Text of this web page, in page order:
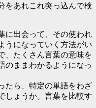
をあれこれ突っ込んで検
に出会って、その使われ
うになっていく方法がい
、たくさん言葉の意味を
のままわかるようになっ
たら、特定の単語をわざ
しょうか。言葉を比較す